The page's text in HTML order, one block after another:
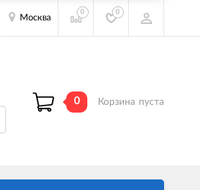
Москва
0 0
0 Корзина пуста